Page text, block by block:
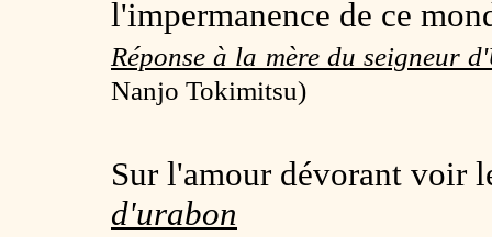
l'impermanence de ce
Réponse à la mère du seigneur
Nanjo Tokimitsu)
Sur l'amour dévorant voir
d'urabon